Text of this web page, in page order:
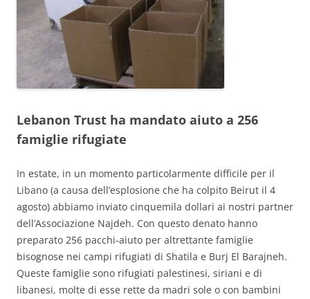
Lebanon Trust ha mandato aiuto a 256
famiglie rifugiate
In estate, in un momento particolarmente difficile per il
Libano (a causa dell’esplosione che ha colpito Beirut il 4
agosto) abbiamo inviato cinquemila dollari ai nostri partner
dell’Associazione Najdeh. Con questo denato hanno
preparato 256 pacchi-aiuto per altrettante famiglie
bisognose nei campi rifugiati di Shatila e Burj El Barajneh.
Queste famiglie sono rifugiati palestinesi, siriani e di
libanesi, molte di esse rette da madri sole o con bambini